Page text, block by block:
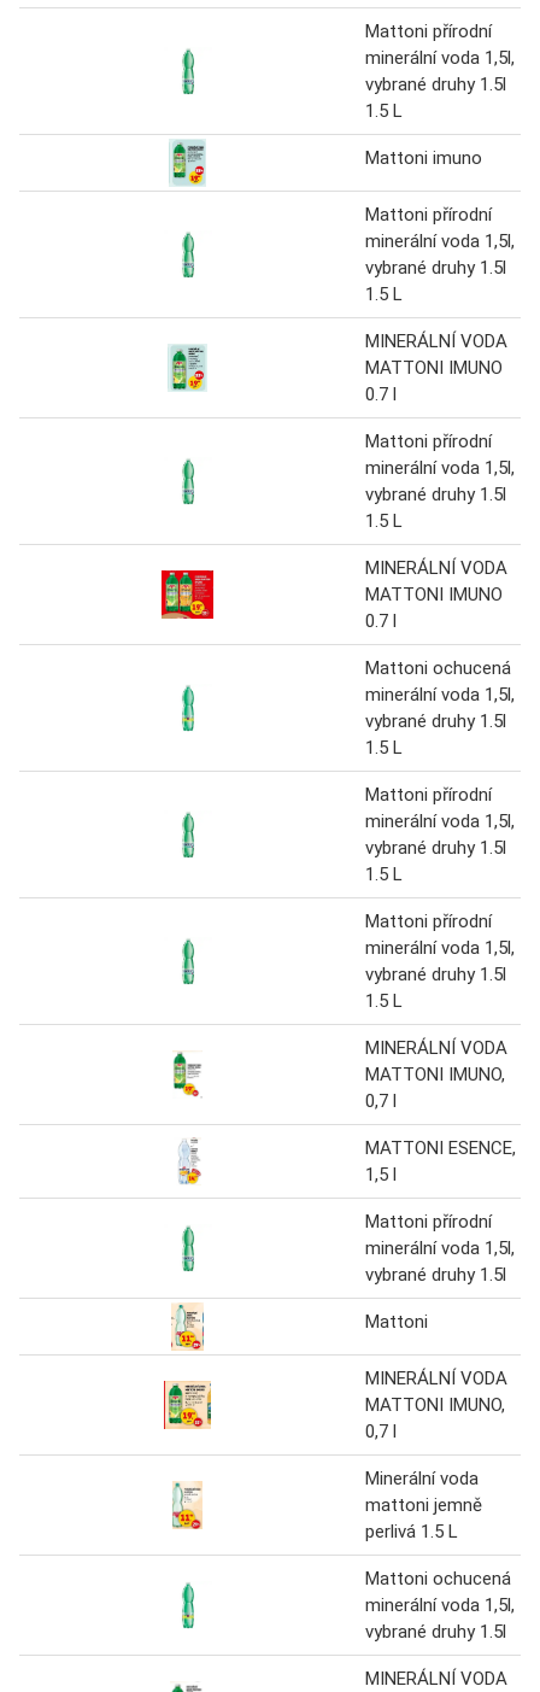
Mattoni přírodní
minerální voda 1,5l,
vybrané druhy 1.5l
1.5 L
Mattoni imuno
Mattoni přírodní
minerální voda 1,5l,
vybrané druhy 1.5l
1.5 L
MINERÁLNÍ VODA
MATTONI IMUNO
0.7 l
Mattoni přírodní
minerální voda 1,5l,
vybrané druhy 1.5l
1.5 L
MINERÁLNÍ VODA
MATTONI IMUNO
0.7 l
Mattoni ochucená
minerální voda 1,5l,
vybrané druhy 1.5l
1.5 L
Mattoni přírodní
minerální voda 1,5l,
vybrané druhy 1.5l
1.5 L
Mattoni přírodní
minerální voda 1,5l,
vybrané druhy 1.5l
1.5 L
MINERÁLNÍ VODA
MATTONI IMUNO,
0,7 l
MATTONI ESENCE,
1,5 l
Mattoni přírodní
minerální voda 1,5l,
vybrané druhy 1.5l
Mattoni
MINERÁLNÍ VODA
MATTONI IMUNO,
0,7 l
Minerální voda
mattoni jemně
perlivá 1.5 L
Mattoni ochucená
minerální voda 1,5l,
vybrané druhy 1.5l
MINERÁLNÍ VODA